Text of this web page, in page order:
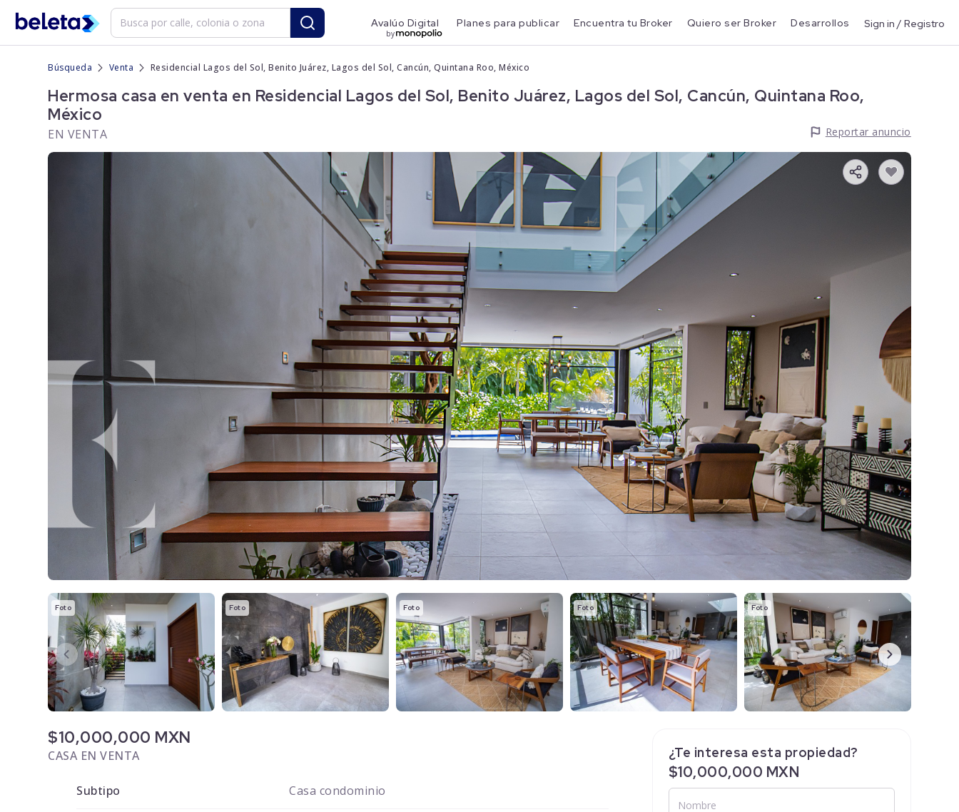
Avalúo Digital
by
Planes para publicar Encuentra tu Broker Quiero ser Broker Desarrollos Sign in / Registro
Búsqueda Venta Residencial Lagos del Sol, Benito Juárez, Lagos del Sol, Cancún, Quintana Roo, México
Hermosa casa en venta en Residencial Lagos del Sol, Benito Juárez, Lagos del Sol, Cancún, Quintana Roo,
México
EN VENTA Reportar anuncio
Foto Foto Foto Foto Foto
$10,000,000 MXN
CASA EN VENTA
Subtipo Casa condominio
¿Te interesa esta propiedad?
$10,000,000 MXN